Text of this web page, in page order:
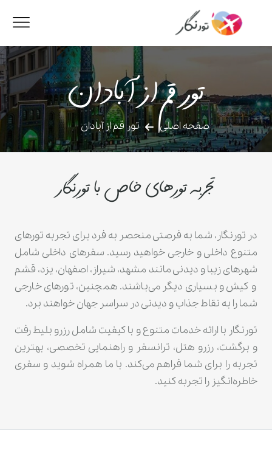
تور قم از آبادان
صفحه اصلی تور قم از آبادان
تجربه تورهای خاص با تورنگار
در تورنگار، شما به فرصتی منحصر به فرد برای تجربه تورهای
متنوع داخلی و خارجی خواهید رسید. سفرهای داخلی شامل
شهرهای زیبا و دیدنی مانند مشهد، شیراز، اصفهان، یزد، قشم
و کیش و بسیاری دیگر می‌باشند. همچنین، تورهای خارجی
شما را به نقاط جذاب و دیدنی در سراسر جهان خواهند برد.
تورنگار با ارائه خدمات متنوع و با کیفیت شامل رزرو بلیط رفت
و برگشت، رزرو هتل، ترانسفر و راهنمایی تخصصی، بهترین
تجربه را برای شما فراهم می‌کند. با ما همراه شوید و سفری
خاطره‌انگیز را تجربه کنید.